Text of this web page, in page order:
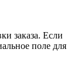
заказа. Если
поле для